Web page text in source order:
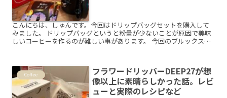
こんにちは、しゅんです。今回はドリップバッグセットを購入して
みました。 ドリップバッグというと粉量が少ないことが原因で美味
しいコーヒーを作るのが難しい事があります。 今回のブルックスの
Coffee
フラワードリッパーDEEP27が想
像以上に素晴らしかった話。レビ
ューと実際のレシピなど